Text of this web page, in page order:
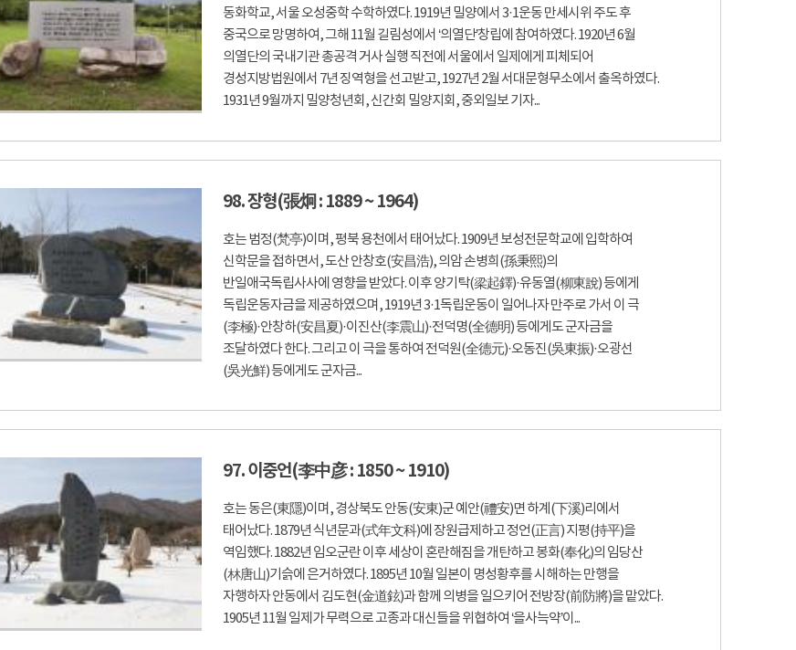
동화학교, 서울 오성중학 수학하였다. 1919년 밀양에서 3·1운동 만세시위 주도 후
중국으로 망명하여, 그해 11월 길림성에서 ‘의열단’창립에 참여하였다. 1920년 6월
의열단의 국내기관 총공격 거사 실행 직전에 서울에서 일제에게 피체되어
경성지방법원에서 7년 징역형을 선고받고, 1927년 2월 서대문형무소에서 출옥하였다.
1931년 9월까지 밀양청년회, 신간회 밀양지회, 중외일보 기자...
98. 장형(張炯 : 1889 ~ 1964)
호는 범정(梵亭)이며, 평북 용천에서 태어났다. 1909년 보성전문학교에 입학하여
신학문을 접하면서, 도산 안창호(安昌浩), 의암 손병희(孫秉熙)의
반일애국독립사사에 영향을 받았다. 이후 양기탁(梁起鐸)·유동열(柳東說) 등에게
독립운동자금을 제공하였으며, 1919년 3·1독립운동이 일어나자 만주로 가서 이 극
(李極)·안창하(安昌夏)·이진산(李震山)·전덕명(全德明) 등에게도 군자금을
조달하였다 한다. 그리고 이 극을 통하여 전덕원(全德元)·오동진(吳東振)·오광선
(吳光鮮) 등에게도 군자금...
97. 이중언(李中彦 : 1850 ~ 1910)
호는 동은(東隱)이며, 경상북도 안동(安東)군 예안(禮安)면 하계(下溪)리에서
태어났다. 1879년 식년문과(式年文科)에 장원급제하고 정언(正言) 지평(持平)을
역임했다. 1882년 임오군란 이후 세상이 혼란해짐을 개탄하고 봉화(奉化)의 임당산
(林唐山)기슭에 은거하였다. 1895년 10월 일본이 명성황후를 시해하는 만행을
자행하자 안동에서 김도현(金道鉉)과 함께 의병을 일으키어 전방장(前防將)을 맡았다.
1905년 11월 일제가 무력으로 고종과 대신들을 위협하여 ‘을사늑약’이...